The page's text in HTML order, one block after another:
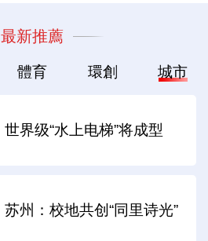
最新推薦
體育 環創 城市
世界级“水上电梯”将成型
苏州：校地共创“同里诗光”